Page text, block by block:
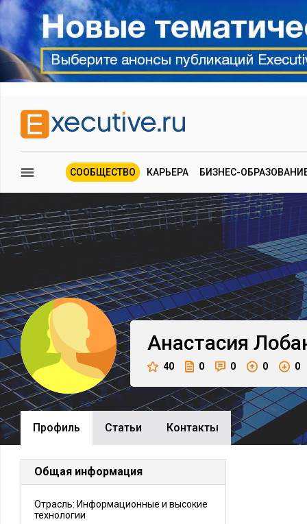
СООБЩЕСТВО КАРЬЕРА БИЗНЕС-
Анастасия
40 0 0 0 0
Профиль Cтатьи Контакты
Общая информация
Отрасль: Информационные и высокие
технологии